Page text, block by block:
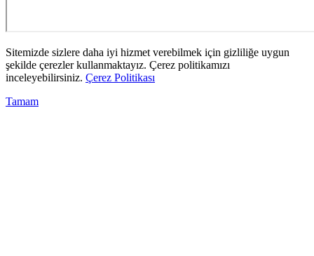
Sitemizde sizlere daha iyi hizmet verebilmek için gizliliğe uygun
şekilde çerezler kullanmaktayız. Çerez politikamızı
inceleyebilirsiniz. Çerez Politikası
Tamam